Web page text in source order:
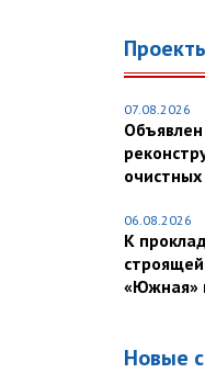
07.08.2026
очистных
06.08.2026
К
«Южная»
Новые